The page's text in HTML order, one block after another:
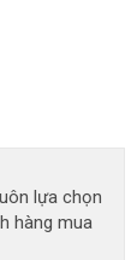
lựa chọn
hàng mua